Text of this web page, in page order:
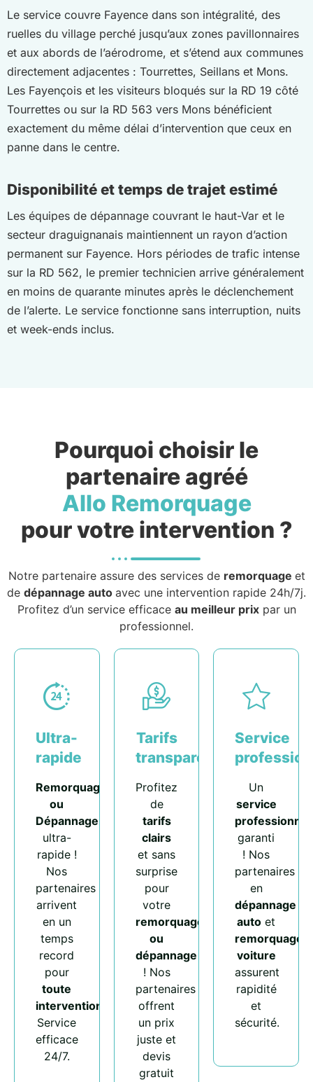
Le service couvre Fayence dans son intégralité, des
ruelles du village perché jusqu’aux zones pavillonnaires
et aux abords de l’aérodrome, et s’étend aux communes
directement adjacentes : Tourrettes, Seillans et Mons.
Les Fayençois et les visiteurs bloqués sur la RD 19 côté
Tourrettes ou sur la RD 563 vers Mons bénéficient
exactement du même délai d’intervention que ceux en
panne dans le centre.
Disponibilité et temps de trajet estimé
Les équipes de dépannage couvrant le haut-Var et le
secteur draguignanais maintiennent un rayon d’action
permanent sur Fayence. Hors périodes de trafic intense
sur la RD 562, le premier technicien arrive généralement
en moins de quarante minutes après le déclenchement
de l’alerte. Le service fonctionne sans interruption, nuits
et week-ends inclus.
Pourquoi choisir le
partenaire agréé
Allo Remorquage
pour votre intervention ?
Notre partenaire assure des services de remorquage et
de dépannage auto avec une intervention rapide 24h/7j.
Profitez d’un service efficace au meilleur prixpar un
professionnel.
Ultra-
rapide
Remorquage
ou
Dépannage
ultra-
rapide !
Nos
partenaires
arrivent
en un
temps
record
pour
toute
intervention
Service
efficace
24/7.
Tarifs
transparents
Profitez
de
tarifs
clairs
et sans
surprise
pour
votre
remorquage
ou
dépannage
! Nos
partenaires
offrent
un prix
juste et
devis
gratuit
Service
Un
service
professionnel
garanti
! Nos
partenaires
en
dépannage
auto et
remorquage
voiture
assurent
rapidité
et
sécurité.